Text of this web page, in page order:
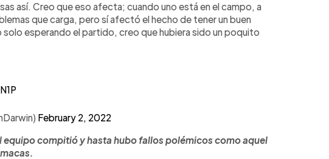
así. Creo que eso afecta; cuando uno está en el campo, a
que carga, pero sí afectó el hecho de tener un buen
esperando el partido, creo que hubiera sido un poquito
February 2, 2022
equipo compitió y hasta hubo fallos polémicos como aquel